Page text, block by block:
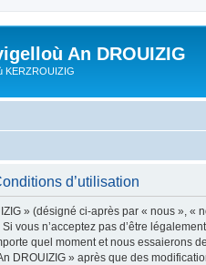
An DROUIZIG
KERZROUIZIG
d’utilisation
» (désigné ci-après par « nous », «
vous n’acceptez pas d’être
quel moment et nous essaierons
DROUIZIG » après que des